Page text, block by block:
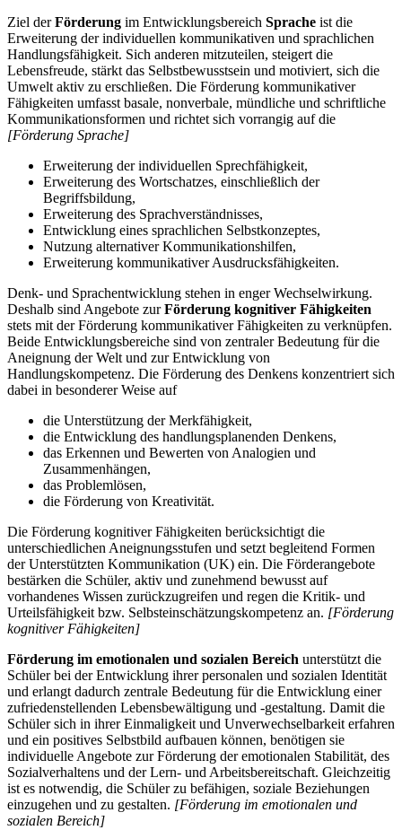
Ziel derFörderung im Entwicklungsbereich Sprache ist die
Erweiterung der individuellen kommunikativen und sprachlichen
Handlungsfähigkeit. Sich anderen mitzuteilen, steigert die
Lebensfreude, stärkt das Selbstbewusstsein und motiviert, sich die
Umwelt aktiv zu erschließen. Die Förderung kommunikativer
Fähigkeiten umfasst basale, nonverbale, mündliche und schriftliche
Kommunikationsformen und richtet sich vorrangig auf die
[Förderung Sprache]
Erweiterung der individuellen Sprechfähigkeit,
Erweiterung des Wortschatzes, einschließlich der
Begriffsbildung,
Erweiterung des Sprachverständnisses,
Entwicklung eines sprachlichen Selbstkonzeptes,
Nutzung alternativer Kommunikationshilfen,
Erweiterung kommunikativer Ausdrucksfähigkeiten.
Denk- und Sprachentwicklung stehen in enger Wechselwirkung.
Deshalb sind Angebote zurFörderung kognitiver Fähigkeiten
stets mit der Förderung kommunikativer Fähigkeiten zu verknüpfen.
Beide Entwicklungsbereiche sind von zentraler Bedeutung für die
Aneignung der Welt und zur Entwicklung von
Handlungskompetenz. Die Förderung des Denkens konzentriert sich
dabei in besonderer Weise auf
die Unterstützung der Merkfähigkeit,
die Entwicklung des handlungsplanenden Denkens,
das Erkennen und Bewerten von Analogien und
Zusammenhängen,
das Problemlösen,
die Förderung von Kreativität.
Die Förderung kognitiver Fähigkeiten berücksichtigt die
unterschiedlichen Aneignungsstufen und setzt begleitend Formen
der Unterstützten Kommunikation (UK) ein. Die Förderangebote
bestärken die Schüler, aktiv und zunehmend bewusst auf
vorhandenes Wissen zurückzugreifen und regen die Kritik- und
Urteilsfähigkeit bzw. Selbsteinschätzungskompetenz an. [Förderung
kognitiver Fähigkeiten]
Förderung im emotionalen und sozialen Bereich unterstützt die
Schüler bei der Entwicklung ihrer personalen und sozialen Identität
und erlangt dadurch zentrale Bedeutung für die Entwicklung einer
zufriedenstellenden Lebensbewältigung und -gestaltung. Damit die
Schüler sich in ihrer Einmaligkeit und Unverwechselbarkeit erfahren
und ein positives Selbstbild aufbauen können, benötigen sie
individuelle Angebote zur Förderung der emotionalen Stabilität, des
Sozialverhaltens und der Lern- und Arbeitsbereitschaft. Gleichzeitig
ist es notwendig, die Schüler zu befähigen, soziale Beziehungen
einzugehen und zu gestalten. [Förderung im emotionalen und
sozialen Bereich]